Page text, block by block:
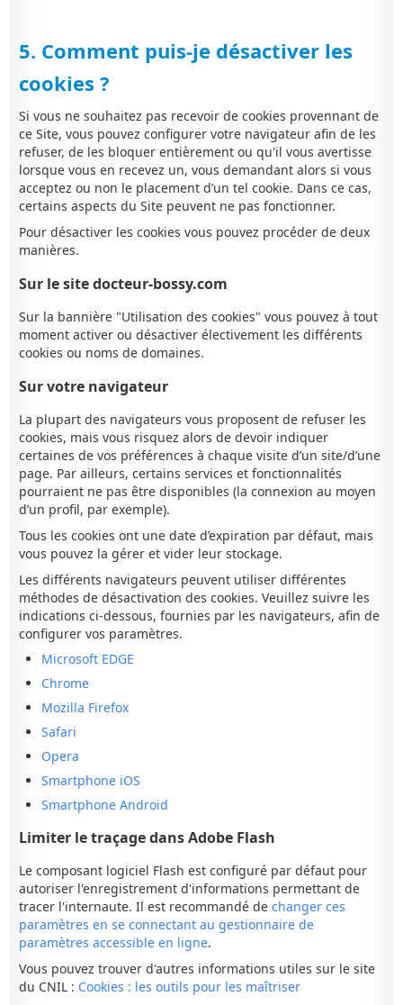
5. Comment puis-je désactiver les
cookies ?
Si vous ne souhaitez pas recevoir de cookies provennant de
ce Site, vous pouvez configurer votre navigateur afin de les
refuser, de les bloquer entièrement ou qu'il vous avertisse
lorsque vous en recevez un, vous demandant alors si vous
acceptez ou non le placement d’un tel cookie. Dans ce cas,
certains aspects du Site peuvent ne pas fonctionner.
Pour désactiver les cookies vous pouvez procéder de deux
manières.
Sur le site docteur-bossy.com
Sur la bannière "Utilisation des cookies" vous pouvez à tout
moment activer ou désactiver électivement les différents
cookies ou noms de domaines.
Sur votre navigateur
La plupart des navigateurs vous proposent de refuser les
cookies, mais vous risquez alors de devoir indiquer
certaines de vos préférences à chaque visite d’un site/d’une
page. Par ailleurs, certains services et fonctionnalités
pourraient ne pas être disponibles (la connexion au moyen
d’un profil, par exemple).
Tous les cookies ont une date d’expiration par défaut, mais
vous pouvez la gérer et vider leur stockage.
Les différents navigateurs peuvent utiliser différentes
méthodes de désactivation des cookies. Veuillez suivre les
indications ci-dessous, fournies par les navigateurs, afin de
configurer vos paramètres.
Microsoft EDGE
Chrome
Mozilla Firefox
Safari
Opera
Smartphone iOS
Smartphone Android
Limiter le traçage dans Adobe Flash
Le composant logiciel Flash est configuré par défaut pour
autoriser l'enregistrement d'informations permettant de
tracer l'internaute. Il est recommandé dechanger ces
paramètres en se connectant au gestionnaire de
paramètres accessible en ligne.
Vous pouvez trouver d'autres informations utiles sur le site
du CNIL : Cookies : les outils pour les maîtriser